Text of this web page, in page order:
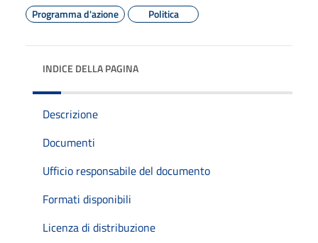
Programma d'azione
Politica
INDICE DELLA PAGINA
Descrizione
Documenti
Ufficio responsabile del documento
Formati disponibili
Licenza di distribuzione